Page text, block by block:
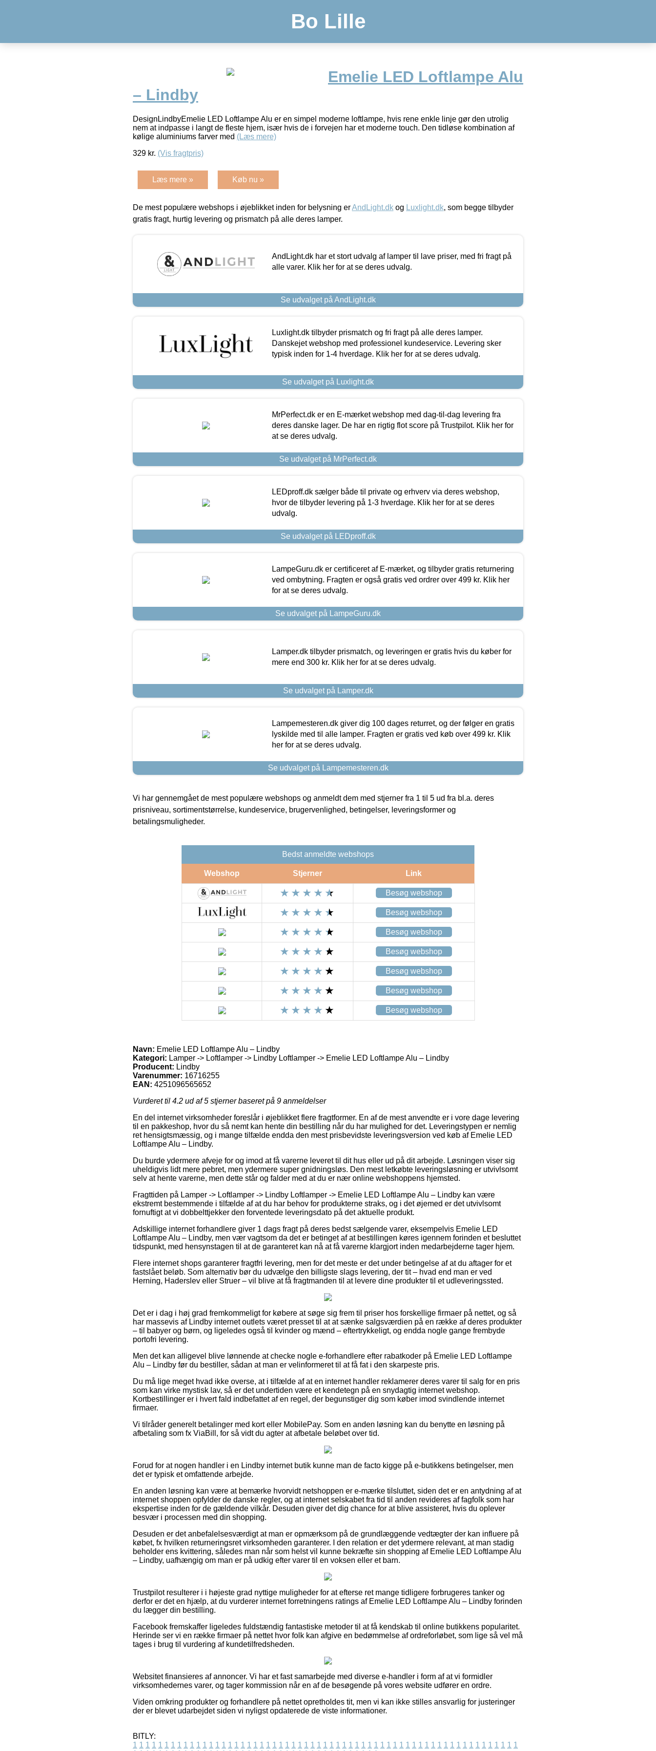
Bo Lille
Emelie LED Loftlampe Alu
– Lindby
DesignLindbyEmelie LED Loftlampe Alu er en simpel moderne loftlampe, hvis rene enkle linje gør den utrolig
nem at indpasse i langt de fleste hjem, især hvis de i forvejen har et moderne touch. Den tidløse kombination af
kølige aluminiums farver med (Læs mere)
329 kr. (Vis fragtpris)
Læs mere » Køb nu »
De mest populære webshops i øjeblikket inden for belysning erAndLight.dk og Luxlight.dk, som begge tilbyder
gratis fragt, hurtig levering og prismatch på alle deres lamper.
AndLight.dk har et stort udvalg af lamper til lave priser, med fri fragt på
alle varer. Klik her for at se deres udvalg.
Se udvalget på AndLight.dk
Luxlight.dk tilbyder prismatch og fri fragt på alle deres lamper.
Danskejet webshop med professionel kundeservice. Levering sker
typisk inden for 1-4 hverdage. Klik her for at se deres udvalg.
Se udvalget på Luxlight.dk
MrPerfect.dk er en E-mærket webshop med dag-til-dag levering fra
deres danske lager. De har en rigtig flot score på Trustpilot. Klik her for
at se deres udvalg.
Se udvalget på MrPerfect.dk
LEDproff.dk sælger både til private og erhverv via deres webshop,
hvor de tilbyder levering på 1-3 hverdage. Klik her for at se deres
udvalg.
Se udvalget på LEDproff.dk
LampeGuru.dk er certificeret af E-mærket, og tilbyder gratis returnering
ved ombytning. Fragten er også gratis ved ordrer over 499 kr. Klik her
for at se deres udvalg.
Se udvalget på LampeGuru.dk
Lamper.dk tilbyder prismatch, og leveringen er gratis hvis du køber for
mere end 300 kr. Klik her for at se deres udvalg.
Se udvalget på Lamper.dk
Lampemesteren.dk giver dig 100 dages returret, og der følger en gratis
lyskilde med til alle lamper. Fragten er gratis ved køb over 499 kr. Klik
her for at se deres udvalg.
Se udvalget på Lampemesteren.dk
Vi har gennemgået de mest populære webshops og anmeldt dem med stjerner fra 1 til 5 ud fra bl.a. deres
prisniveau, sortimentstørrelse, kundeservice, brugervenlighed, betingelser, leveringsformer og
betalingsmuligheder.
Bedst anmeldte webshops
Webshop Stjerner Link
Besøg webshop
Besøg webshop
Besøg webshop
Besøg webshop
Besøg webshop
Besøg webshop
Besøg webshop
Navn: Emelie LED Loftlampe Alu – Lindby
Kategori: Lamper -> Loftlamper -> Lindby Loftlamper -> Emelie LED Loftlampe Alu – Lindby
Producent: Lindby
Varenummer: 16716255
EAN: 4251096565652
Vurderet til 4.2 ud af 5 stjerner baseret på 9 anmeldelser
En del internet virksomheder foreslår i øjeblikket flere fragtformer. En af de mest anvendte er i vore dage levering
til en pakkeshop, hvor du så nemt kan hente din bestilling når du har mulighed for det. Leveringstypen er nemlig
ret hensigtsmæssig, og i mange tilfælde endda den mest prisbevidste leveringsversion ved køb af Emelie LED
Loftlampe Alu – Lindby.
Du burde ydermere afveje for og imod at få varerne leveret til dit hus eller ud på dit arbejde. Løsningen viser sig
uheldigvis lidt mere pebret, men ydermere super gnidningsløs. Den mest letkøbte leveringsløsning er utvivlsomt
selv at hente varerne, men dette står og falder med at du er nær online webshoppens hjemsted.
Fragttiden på Lamper -> Loftlamper -> Lindby Loftlamper -> Emelie LED Loftlampe Alu – Lindby kan være
ekstremt bestemmende i tilfælde af at du har behov for produkterne straks, og i det øjemed er det utvivlsomt
fornuftigt at vi dobbelttjekker den forventede leveringsdato på det aktuelle produkt.
Adskillige internet forhandlere giver 1 dags fragt på deres bedst sælgende varer, eksempelvis Emelie LED
Loftlampe Alu – Lindby, men vær vagtsom da det er betinget af at bestillingen køres igennem forinden et besluttet
tidspunkt, med hensynstagen til at de garanteret kan nå at få varerne klargjort inden medarbejderne tager hjem.
Flere internet shops garanterer fragtfri levering, men for det meste er det under betingelse af at du aftager for et
fastslået beløb. Som alternativ bør du udvælge den billigste slags levering, der tit – hvad end man er ved
Herning, Haderslev eller Struer – vil blive at få fragtmanden til at levere dine produkter til et udleveringssted.
Det er i dag i høj grad fremkommeligt for købere at søge sig frem til priser hos forskellige firmaer på nettet, og så
har massevis af Lindby internet outlets været presset til at at sænke salgsværdien på en række af deres produkter
– til babyer og børn, og ligeledes også til kvinder og mænd – eftertrykkeligt, og endda nogle gange frembyde
portofri levering.
Men det kan alligevel blive lønnende at checke nogle e-forhandlere efter rabatkoder på Emelie LED Loftlampe
Alu – Lindby før du bestiller, sådan at man er velinformeret til at få fat i den skarpeste pris.
Du må lige meget hvad ikke overse, at i tilfælde af at en internet handler reklamerer deres varer til salg for en pris
som kan virke mystisk lav, så er det undertiden være et kendetegn på en snydagtig internet webshop.
Kortbestillinger er i hvert fald indbefattet af en regel, der begunstiger dig som køber imod svindlende internet
firmaer.
Vi tilråder generelt betalinger med kort eller MobilePay. Som en anden løsning kan du benytte en løsning på
afbetaling som fx ViaBill, for så vidt du agter at afbetale beløbet over tid.
Forud for at nogen handler i en Lindby internet butik kunne man de facto kigge på e-butikkens betingelser, men
det er typisk et omfattende arbejde.
En anden løsning kan være at bemærke hvorvidt netshoppen er e-mærke tilsluttet, siden det er en antydning af at
internet shoppen opfylder de danske regler, og at internet selskabet fra tid til anden revideres af fagfolk som har
ekspertise inden for de gældende vilkår. Desuden giver det dig chance for at blive assisteret, hvis du oplever
besvær i processen med din shopping.
Desuden er det anbefalelsesværdigt at man er opmærksom på de grundlæggende vedtægter der kan influere på
købet, fx hvilken returneringsret virksomheden garanterer. I den relation er det ydermere relevant, at man stadig
beholder ens kvittering, således man når som helst vil kunne bekræfte sin shopping af Emelie LED Loftlampe Alu
– Lindby, uafhængig om man er på udkig efter varer til en voksen eller et barn.
Trustpilot resulterer i i højeste grad nyttige muligheder for at efterse ret mange tidligere forbrugeres tanker og
derfor er det en hjælp, at du vurderer internet forretningens ratings af Emelie LED Loftlampe Alu – Lindby forinden
du lægger din bestilling.
Facebook fremskaffer ligeledes fuldstændig fantastiske metoder til at få kendskab til online butikkens popularitet.
Herinde ser vi en række firmaer på nettet hvor folk kan afgive en bedømmelse af ordreforløbet, som lige så vel må
tages i brug til vurdering af kundetilfredsheden.
Websitet finansieres af annoncer. Vi har et fast samarbejde med diverse e-handler i form af at vi formidler
virksomhedernes varer, og tager kommission når en af de besøgende på vores website udfører en ordre.
Viden omkring produkter og forhandlere på nettet opretholdes tit, men vi kan ikke stilles ansvarlig for justeringer
der er blevet udarbejdet siden vi nyligst opdaterede de viste informationer.
BITLY:
1 1 1 1 1 1 1 1 1 1 1 1 1 1 1 1 1 1 1 1 1 1 1 1 1 1 1 1 1 1 1 1 1 1 1 1 1 1 1 1 1 1 1 1 1 1 1 1 1 1 1 1 1 1 1 1 1 1 1 1 1